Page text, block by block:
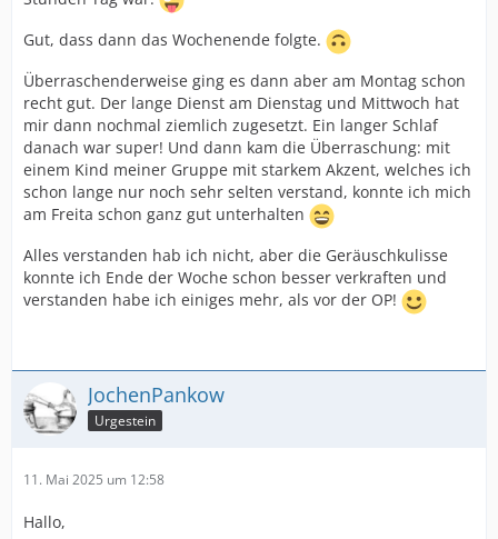
Gut, dass dann das Wochenende folgte.
Überraschenderweise ging es dann aber am Montag schon
recht gut. Der lange Dienst am Dienstag und Mittwoch hat
mir dann nochmal ziemlich zugesetzt. Ein langer Schlaf
danach war super! Und dann kam die Überraschung: mit
einem Kind meiner Gruppe mit starkem Akzent, welches ich
schon lange nur noch sehr selten verstand, konnte ich mich
am Freita schon ganz gut unterhalten
Alles verstanden hab ich nicht, aber die Geräuschkulisse
konnte ich Ende der Woche schon besser verkraften und
verstanden habe ich einiges mehr, als vor der OP!
JochenPankow
Urgestein
11. Mai 2025 um 12:58
Hallo,